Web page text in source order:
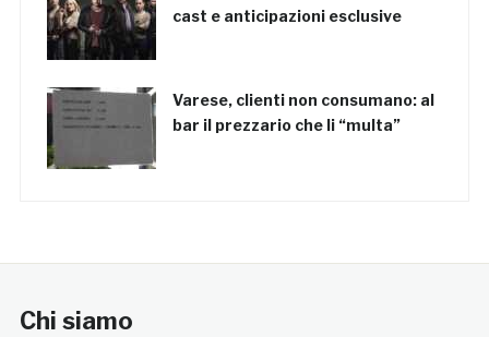
cast e anticipazioni esclusive
Varese, clienti non consumano: al
bar il prezzario che li “multa”
Chi siamo